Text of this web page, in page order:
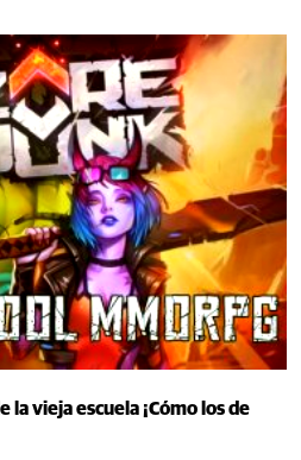
la vieja escuela ¡Cómo los de